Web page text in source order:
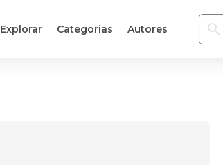
Explorar Categorias Autores